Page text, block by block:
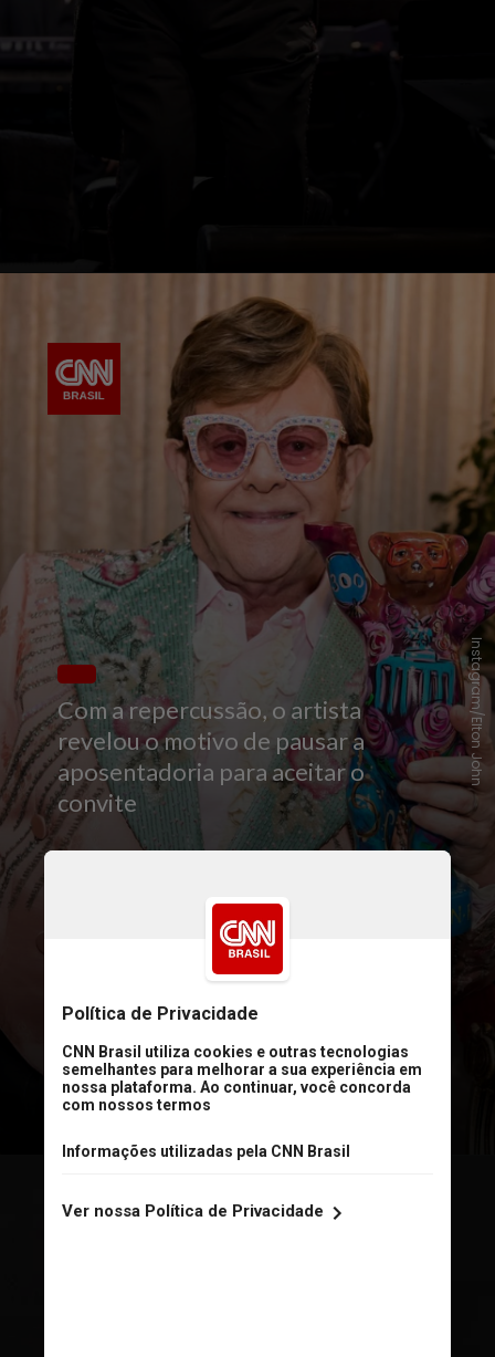
Com a repercussão, o artista
revelou o motivo de pausar a
aposentadoria para aceitar o
convite
Instagram/Elton John